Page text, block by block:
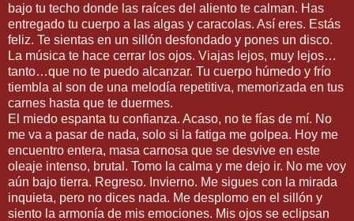
bajo tu techo donde las raíces del aliento te calman. Has
entregado tu cuerpo a las algas y caracolas. Así eres. Estás
feliz. Te sientas en un sillón desfondado y pones un disco.
La música te hace cerrar los ojos. Viajas lejos, muy lejos…
tanto…que no te puedo alcanzar. Tu cuerpo húmedo y frío
tiembla al son de una melodía repetitiva, memorizada en tus
carnes hasta que te duermes.
El miedo espanta tu confianza. Acaso, no te fías de mí. No
me va a pasar de nada, solo si la fatiga me golpea. Hoy me
encuentro entera, masa carnosa que se desvive en este
oleaje intenso, brutal. Tomo la calma y me dejo ir. No me voy
aún bajo tierra. Regreso. Invierno. Me sigues con la mirada
inquieta, pero no dices nada. Me desplomo en el sillón y
siento la armonía de mis emociones. Mis ojos se eclipsan